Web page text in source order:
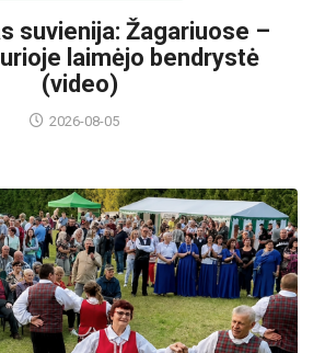
suvienija: Žagariuose –
laimėjo bendrystė
(video)
2026-08-05